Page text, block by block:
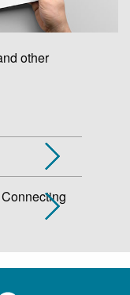
other